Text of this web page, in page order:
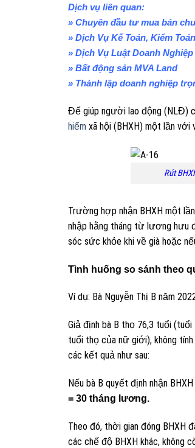
Dịch vụ liên quan:
» Chuyên đầu tư mua bán
» Dịch Vụ Kế Toán, Kiểm Toán
» Dịch Vụ Luật Doanh Nghiệp
» Bất động sản MVA Land
» Thành lập doanh nghiệp
Để giúp người lao động (NLĐ)
hiểm xã hội (BHXH) một lần với
Rút
Trường hợp nhận BHXH một
nhập hằng tháng từ lương hưu
sóc sức khỏe khi về già hoặc
Tình huống so sánh theo
Ví dụ: Bà Nguyễn Thị B năm
Giả định bà B thọ 76,3 tuổi
tuổi thọ của nữ giới), không
các kết quả như sau:
Nếu bà B quyết định nhận
= 30 tháng lương.
Theo đó, thời gian đóng
các chế độ BHXH khác, không